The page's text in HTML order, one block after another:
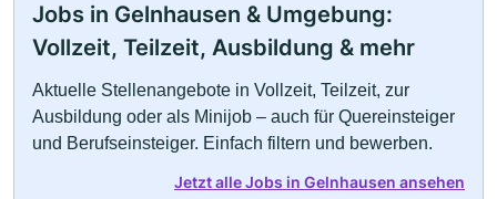
Jobs in Gelnhausen & Umgebung:
Vollzeit, Teilzeit, Ausbildung & mehr
Aktuelle Stellenangebote in Vollzeit, Teilzeit, zur
Ausbildung oder als Minijob – auch für Quereinsteiger
und Berufseinsteiger. Einfach filtern und bewerben.
Jetzt alle Jobs in Gelnhausen ansehen